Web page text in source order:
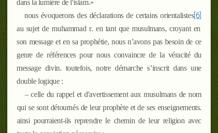
dans la lumière de l'islam.»
nous évoquerons des déclarations de certains orientalistes[6]
au sujet de muhammad r. en tant que musulmans, croyant en
son message et en sa prophétie, nous n’avons pas besoin de ce
genre de références pour nous convaincre de la véracité du
message divin. toutefois, notre démarche s’inscrit dans une
double logique :
–celle du rappel et d'avertissement aux musulmans de nom
qui se sont détournés de leur prophète et de ses enseignements.
ainsi pourraient-ils reprendre le chemin de leur religion avec